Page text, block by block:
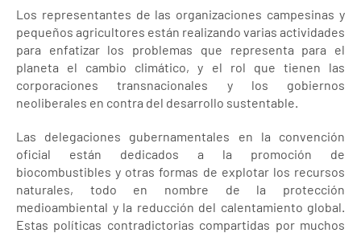
Los representantes de las organizaciones campesinas y
pequeños agricultores están realizando varias actividades
para enfatizar los problemas que representa para el
planeta el cambio climático, y el rol que tienen las
corporaciones transnacionales y los gobiernos
neoliberales en contra del desarrollo sustentable.
Las delegaciones gubernamentales en la convención
oficial están dedicados a la promoción de
biocombustibles y otras formas de explotar los recursos
naturales, todo en nombre de la protección
medioambiental y la reducción del calentamiento global.
Estas políticas contradictorias compartidas por muchos